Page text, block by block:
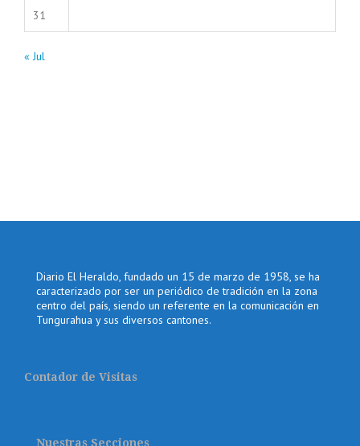
31
« Jul
Diario El Heraldo, fundado un 15 de marzo de 1958, se ha
caracterizado por ser un periódico de tradición en la zona
centro del país, siendo un referente en la comunicación en
Tungurahua y sus diversos cantones.
Contador de Visitas
Nuestras Secciones